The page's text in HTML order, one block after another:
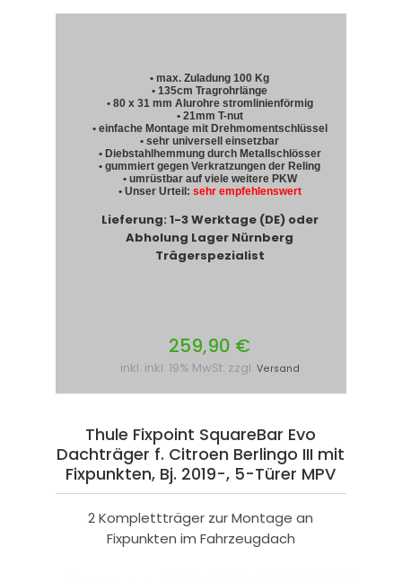
• max. Zuladung 100 Kg
• 135cm Tragrohrlänge
• 80 x 31 mm Alurohre stromlinienförmig
• 21mm T-nut
• einfache Montage mit Drehmomentschlüssel
• sehr universell einsetzbar
• Diebstahlhemmung durch Metallschlösser
• gummiert gegen Verkratzungen der Reling
• umrüstbar auf viele weitere PKW
• Unser Urteil: sehr empfehlenswert
Lieferung: 1-3 Werktage (DE) oder
Abholung Lager Nürnberg
Trägerspezialist
259,90 €
inkl. inkl. 19% MwSt. zzgl. Versand
Thule Fixpoint SquareBar Evo
Dachträger f. Citroen Berlingo III mit
Fixpunkten, Bj. 2019-, 5-Türer MPV
2 Komplettträger zur Montage an
Fixpunkten im Fahrzeugdach